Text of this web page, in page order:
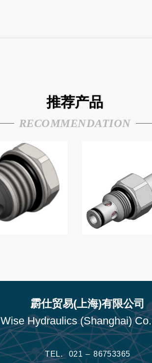
推荐产品
RECOMMENDATION
霨仕贸易(上海)有限公司
Wise Hydraulics (Shanghai)
TEL. 021 – 86753365